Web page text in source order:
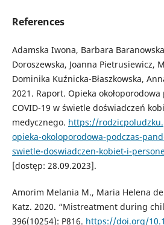
References
Adamska Iwona, Barbara
Doroszewska, Joanna Pietrusiewicz,
Dominika Kuźnicka-Błaszkowska,
2021. Raport. Opieka
COVID-19 w świetle doświadczeń
medycznego. https://
opieka-okoloporodowa-podczas-
swietle-doswiadczen-kobiet-i-
[dostęp: 28.09.2023].
Amorim Melania M., Maria Helena
Katz. 2020. “Mistreatment during
396(10254): P816. https://doi.org/